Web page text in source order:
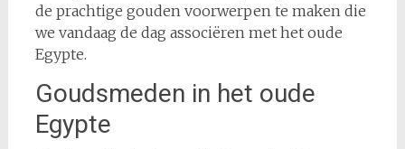
de prachtige gouden voorwerpen te maken die
we vandaag de dag associëren met het oude
Egypte.
Goudsmeden in het oude
Egypte